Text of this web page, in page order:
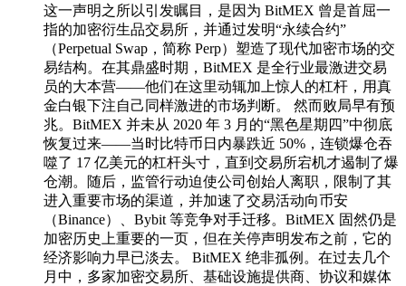
这一声明之所以引发瞩目，是因为 BitMEX 曾是首屈一
指的加密衍生品交易所，并通过发明“永续合约”
（Perpetual Swap，简称 Perp）塑造了现代加密市场的交
易结构。在其鼎盛时期，BitMEX 是全行业最激进交易
员的大本营——他们在这里动辄加上惊人的杠杆，用真
金白银下注自己同样激进的市场判断。 然而败局早有预
兆。BitMEX 并未从 2020 年 3 月的“黑色星期四”中彻底
恢复过来——当时比特币日内暴跌近 50%，连锁爆仓吞
噬了 17 亿美元的杠杆头寸，直到交易所宕机才遏制了爆
仓潮。随后，监管行动迫使公司创始人离职，限制了其
进入重要市场的渠道，并加速了交易活动向币安
（Binance）、Bybit 等竞争对手迁移。BitMEX 固然仍是
加密历史上重要的一页，但在关停声明发布之前，它的
经济影响力早已淡去。 BitMEX 绝非孤例。在过去几个
月中，多家加密交易所、基础设施提供商、协议和媒体